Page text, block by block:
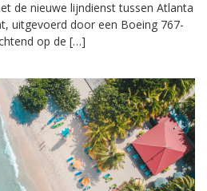
de nieuwe lijndienst tussen Atlanta
uitgevoerd door een Boeing 767-
op de […]